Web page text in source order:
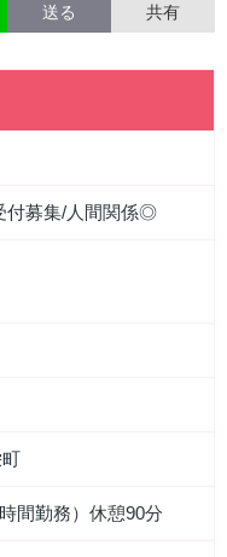
送る 共有
付募集/人間関係◎
間勤務）休憩90分